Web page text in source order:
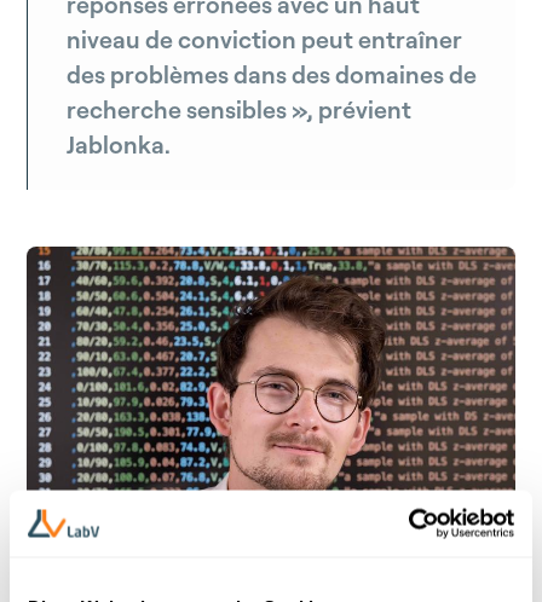
niveau de conviction peut entraîner
des problèmes dans des domaines de
recherche sensibles », prévient
Jablonka.